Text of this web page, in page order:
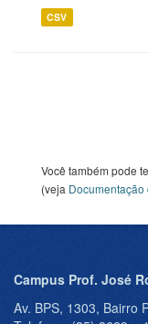
CSV
Você também pode
(veja Documentação
Campus Prof. José
Av. BPS, 1303, Bairro